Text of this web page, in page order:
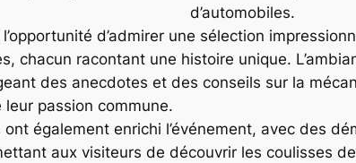
d’automobiles.
d’admirer une sélection
chacun racontant une histoire unique.
des anecdotes et des conseils sur la
passion commune.
également enrichi l’événement, avec des
aux visiteurs de découvrir les coulisses